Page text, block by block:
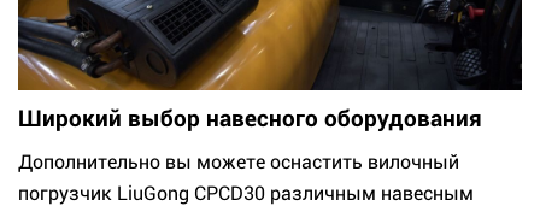
Широкий выбор навесного оборудования
Дополнительно вы можете оснастить вилочный
погрузчик LiuGong CPCD30 различным навесным